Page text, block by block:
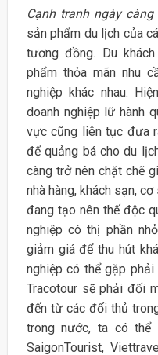
Cạnh tranh ngày
sản phẩm du lịch của
tương đồng. Du
phẩm thỏa mãn nhu
nghiệp khác nhau.
doanh nghiệp lữ hành
vực cũng liên tục đưa
để quảng bá cho du
càng trở nên chặt chẽ
nhà hàng, khách sạn,
đang tạo nên thế độc
nghiệp có thị phần
giảm giá để thu hút
nghiệp có thể gặp phải
Tracotour sẽ phải đối
đến từ các đối thủ
trong nước, ta có
SaigonTourist,